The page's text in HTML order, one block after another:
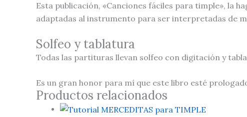
Esta publicación, «Canciones fáciles para timple», la
adaptadas al instrumento para ser interpretadas de
Solfeo y tablatura
Todas las partituras llevan solfeo con digitación y
Es un gran honor para mí que este libro esté
Productos relacionados